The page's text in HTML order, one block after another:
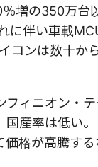
増の350万台
に伴い車載
コンは数十
フィニオン・
国産率は低い
格が高騰す